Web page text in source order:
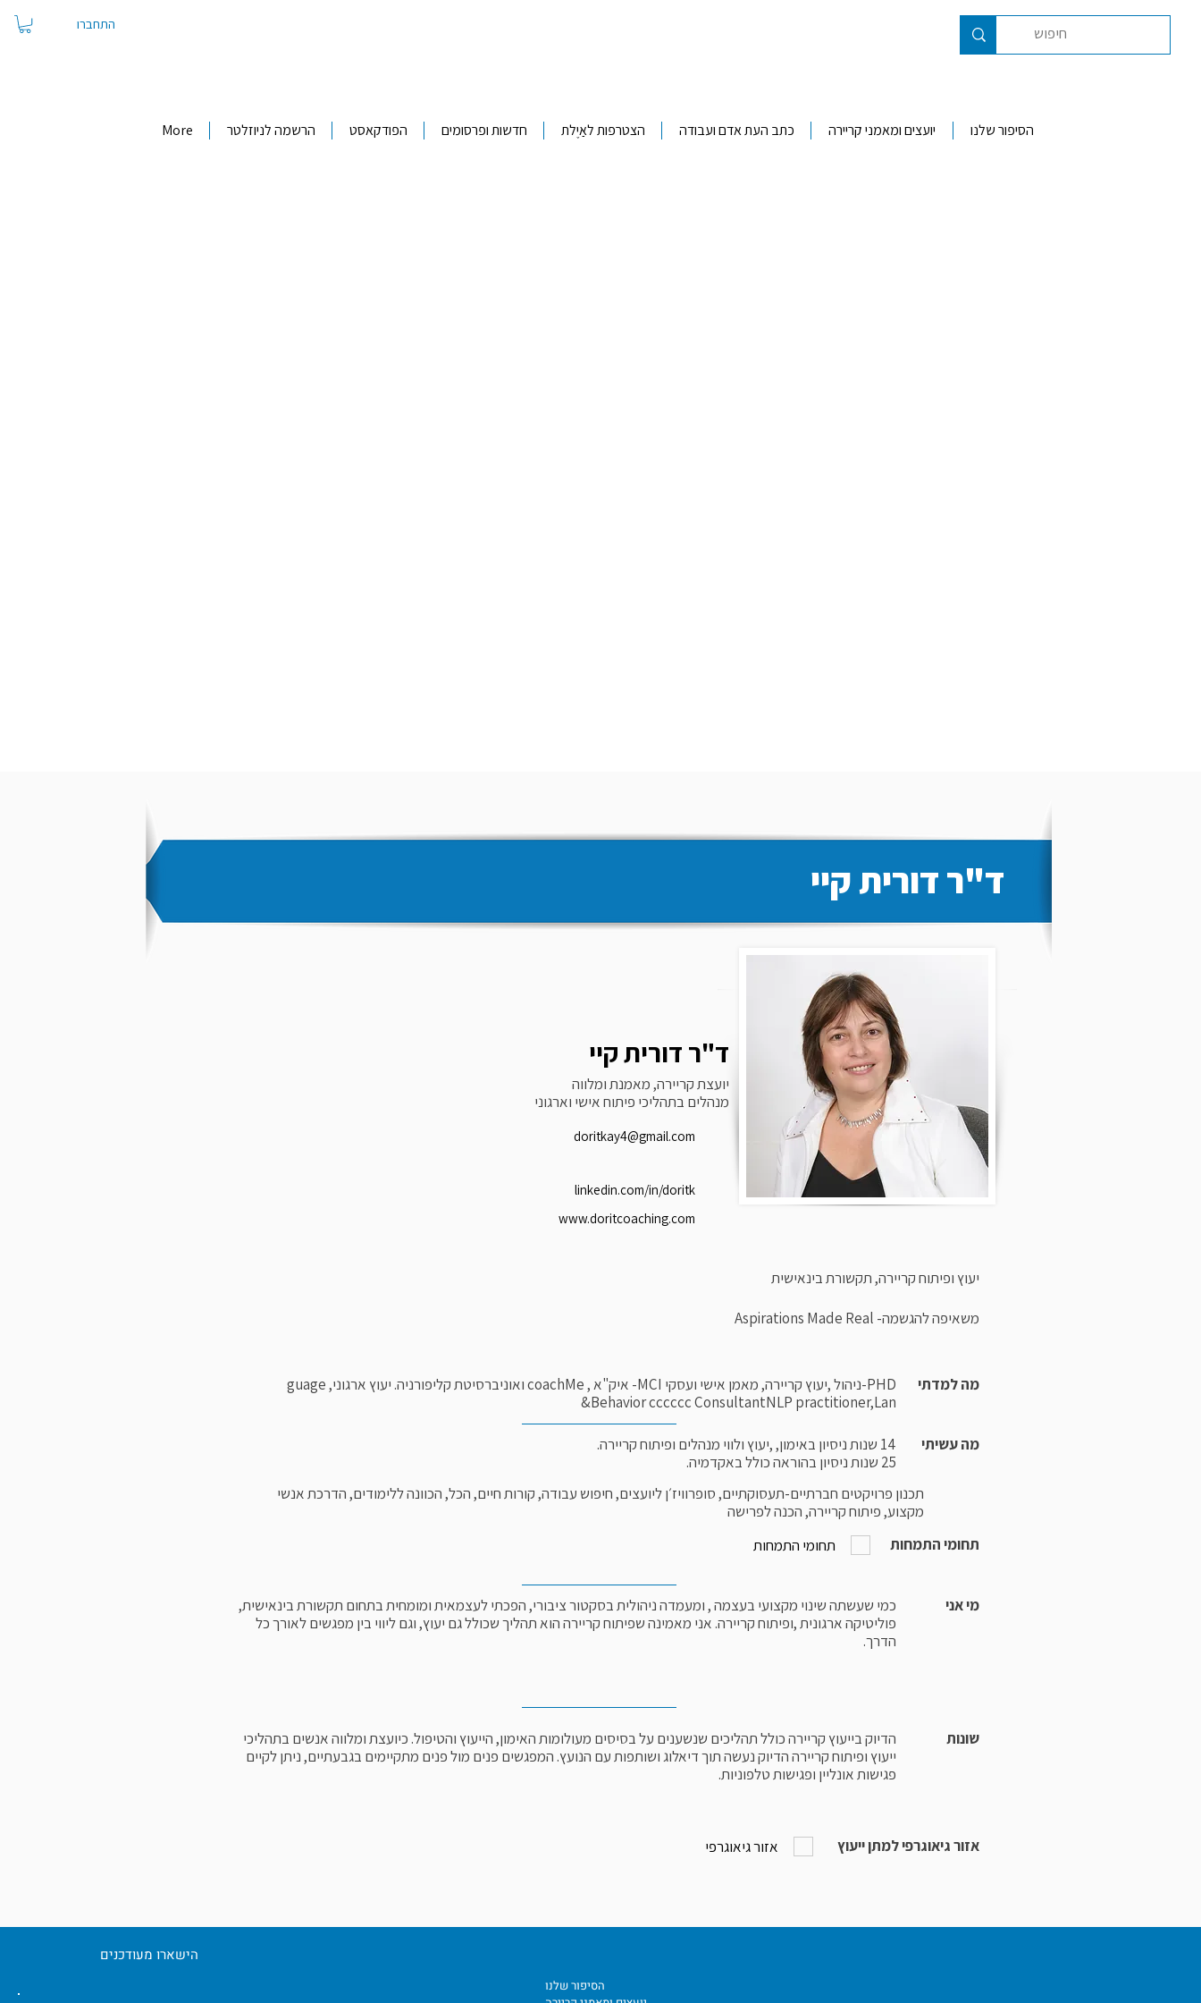
התחברו
הסיפור שלנו יועצים ומאמני קריירה כתב העת אדם ועבודה הצטרפות לאַיֶלת חדשות ופרסומים הפודקאסט הרשמה לניוזלטר More
www.doritcoaching.com
linkedin.com/in/doritk
doritkay4@gmail.com
יועצת קריירה, מאמנת ומלווה
מנהלים בתהליכי פיתוח אישי וארגוני
ד"ר דורית קיי
ד"ר דורית קיי
יעוץ ופיתוח קריירה, תקשורת בינאישית
משאיפה להגשמה- Aspirations Made Real
PHD-ניהול ,יעוץ קריירה, מאמן אישי ועסקי MCI- איק"א , coachMe ואוניברסיטת קליפורניה. יעוץ ארגוני, guage
&Behavior cccccc ConsultantNLP practitioner,Lan
מה למדתי
14 שנות ניסיון באימון, ,יעוץ ולווי מנהלים ופיתוח קריירה.
25 שנות ניסיון בהוראה כולל באקדמיה.
מה עשיתי
תכנון פרויקטים חברתיים-תעסוקתיים, סופרוויז׳ן ליועצים, חיפוש עבודה, קורות חיים, הכל, הכוונה ללימודים, הדרכת אנשי
מקצוע, פיתוח קריירה, הכנה לפרישה
תחומי התמחות
תחומי התמחות
כמי שעשתה שינוי מקצועי בעצמה , ומעמדה ניהולית בסקטור ציבורי, הפכתי לעצמאית ומומחית בתחום תקשורת בינאישית,
פוליטיקה ארגונית ,ופיתוח קריירה. אני מאמינה שפיתוח קריירה הוא תהליך שכולל גם יעוץ, וגם ליווי בין מפגשים לאורך כל
הדרך.
מי אני
הדיוק בייעוץ קריירה כולל תהליכים שנשענים על בסיסים מעולומות האימון, הייעוץ והטיפול. כיועצת ומלווה אנשים בתהליכי
ייעוץ ופיתוח קריירה הדיוק נעשה תוך דיאלוג ושותפות עם הנועץ. המפגשים פנים מול פנים מתקיימים בגבעתיים, ניתן לקיים
פגישות אונליין ופגישות טלפוניות.
שונות
אזור גיאוגרפי למתן ייעוץ אזור גיאוגרפי
הישארו מעודכנים
הסיפור שלנו